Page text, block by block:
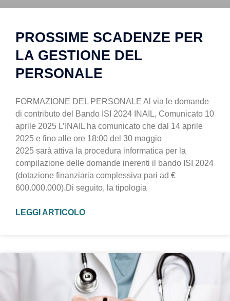
PROSSIME SCADENZE PER
LA GESTIONE DEL
PERSONALE
FORMAZIONE DEL PERSONALE Al via le domande
di contributo del Bando ISI 2024 INAIL, Comunicato 10
aprile 2025 L’INAIL ha comunicato che dal 14 aprile
2025 e fino alle ore 18:00 del 30 maggio
2025 sarà attiva la procedura informatica per la
compilazione delle domande inerenti il bando ISI 2024
(dotazione finanziaria complessiva pari ad €
600.000.000).Di seguito, la tipologia
LEGGI ARTICOLO